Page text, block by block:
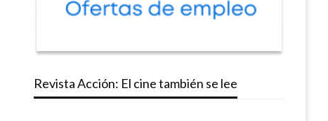
Revista Acción: El cine también se lee